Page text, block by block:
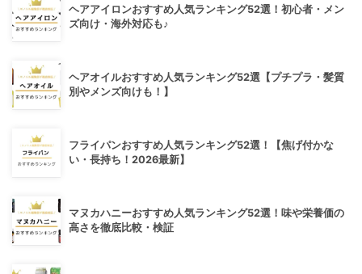
ヘアアイロンおすすめ人気ランキング52選！初心者・メン
ズ向け・海外対応も♪
ヘアオイルおすすめ人気ランキング52選【プチプラ・髪質
別やメンズ向けも！】
フライパンおすすめ人気ランキング52選！【焦げ付かな
い・長持ち！2026最新】
マヌカハニーおすすめ人気ランキング52選！味や栄養価の
高さを徹底比較・検証